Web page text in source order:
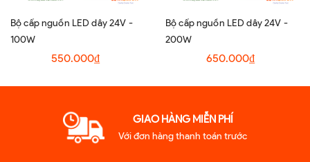
Bộ cấp nguồn LED dây 24V -
100W
550.000₫
Bộ cấp nguồn LED dây 24V -
200W
650.000₫
GIAO HÀNG MIỄN PHÍ
Với đơn hàng thanh toán trước